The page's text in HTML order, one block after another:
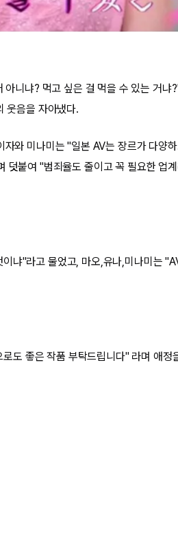
니냐? 먹고 싶은 걸 먹을 수 있는 거냐
웃음을 자아냈다.
와 미나미는 "일본 AV는 장르가 다양
붙여 "범죄율도 줄이고 꼭 필요한 업
냐"라고 물었고, 마오,유나,미나미는
도 좋은 작품 부탁드립니다" 라며 애정